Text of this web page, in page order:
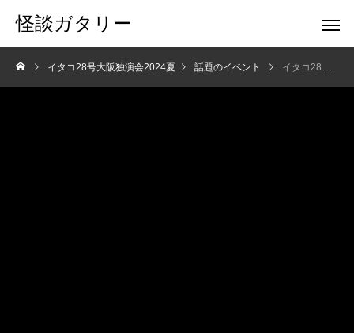
怪談ガタリー
イタコ28号大阪独演会2024夏 話題のイベント イタコ28号大阪独演会2024夏